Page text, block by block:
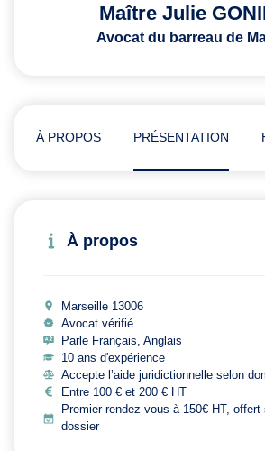
Maître Julie
Avocat du barreau de
À PROPOS PRÉSENTATION
À propos
Marseille 13006
Avocat vérifié
Parle Français, Anglais
10 ans d'expérience
Accepte l’aide juridictionnelle selon
Entre 100 € et 200 € HT
Premier rendez-vous à 150€ HT,
dossier